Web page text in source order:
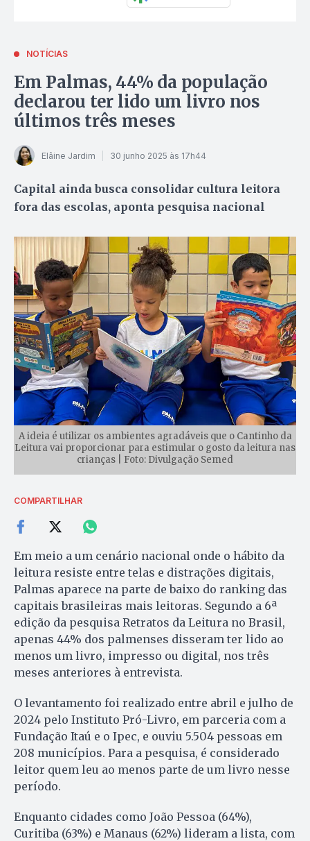
NOTÍCIAS
Em Palmas, 44% da população
declarou ter lido um livro nos
últimos três meses
Elâine Jardim 30 junho 2025 às 17h44
Capital ainda busca consolidar cultura leitora
fora das escolas, aponta pesquisa nacional
A ideia é utilizar os ambientes agradáveis que o Cantinho da
Leitura vai proporcionar para estimular o gosto da leitura nas
crianças | Foto: Divulgação Semed
COMPARTILHAR
Em meio a um cenário nacional onde o hábito da
leitura resiste entre telas e distrações digitais,
Palmas aparece na parte de baixo do ranking das
capitais brasileiras mais leitoras. Segundo a 6ª
edição da pesquisa Retratos da Leitura no Brasil,
apenas 44% dos palmenses disseram ter lido ao
menos um livro, impresso ou digital, nos três
meses anteriores à entrevista.
O levantamento foi realizado entre abril e julho de
2024 pelo Instituto Pró-Livro, em parceria com a
Fundação Itaú e o Ipec, e ouviu 5.504 pessoas em
208 municípios. Para a pesquisa, é considerado
leitor quem leu ao menos parte de um livro nesse
período.
Enquanto cidades como João Pessoa (64%),
Curitiba (63%) e Manaus (62%) lideram a lista, com